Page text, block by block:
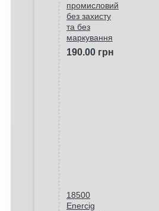
промисловий
без захисту
та без
маркування
190.00 грн
18500
Enercig